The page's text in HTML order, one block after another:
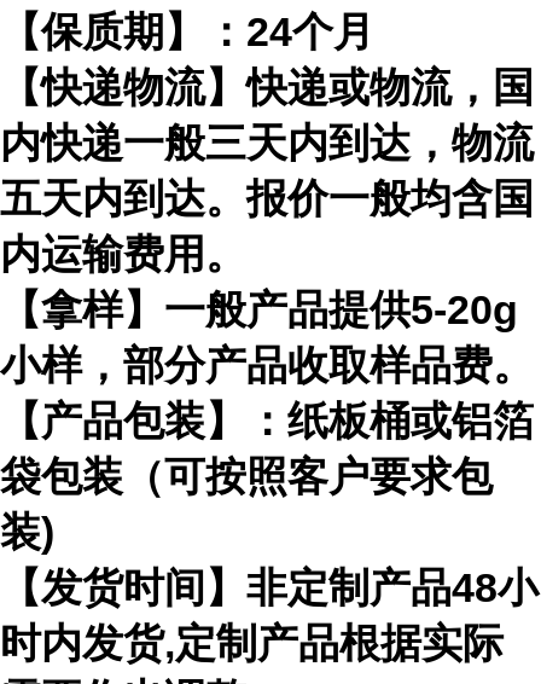
【保质期】：24个月
【快递物流】快递或物流，国
内快递一般三天内到达，物流
五天内到达。报价一般均含国
内运输费用。
【拿样】一般产品提供5-20g
小样，部分产品收取样品费。
【产品包装】：纸板桶或铝箔
袋包装（可按照客户要求包
装)
【发货时间】非定制产品48小
时内发货,定制产品根据实际